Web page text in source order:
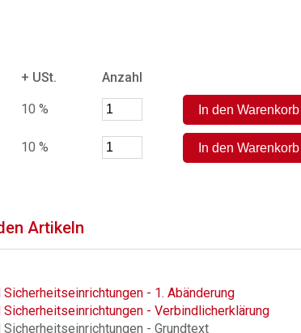
+ USt. Anzahl
10 %
10 %
Artikeln
- 1. Abänderung
- Verbindlicherklärung
- Grundtext